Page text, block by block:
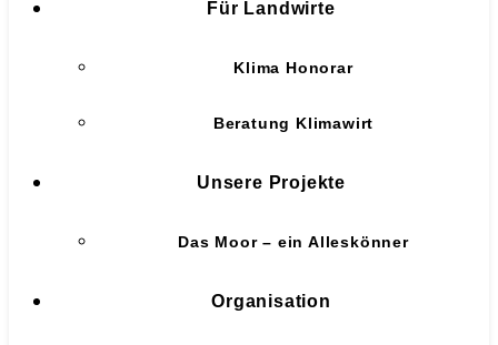
Für Landwirte
Klima Honorar
Beratung Klimawirt
Unsere Projekte
Das Moor – ein Alleskönner
Organisation